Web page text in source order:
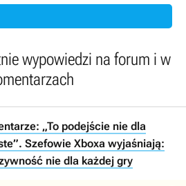
wypowiedzi na forum i w
„To podejście nie dla
Szefowie Xboxa wyjaśniają:
nie dla każdej gry